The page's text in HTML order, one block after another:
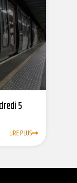
5
LIRE PLUS